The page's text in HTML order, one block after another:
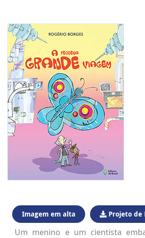
Imagem em alta Projeto de
Um menino e um cientista